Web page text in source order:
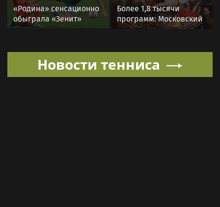
«Родина» сенсационно
обыграла «Зенит»
и одержала первую
Более 1,8 тысячи
программ: Московский
дворец пионеров
кружки и секции на
новый учебный год
Новости тенниса